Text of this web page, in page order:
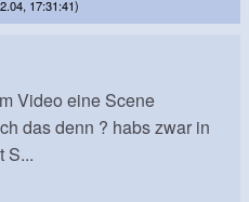
17:31:41)
Video eine Scene
das denn ? habs zwar in
S...